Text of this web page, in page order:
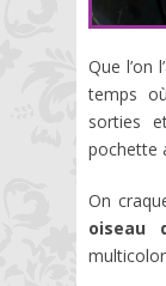
Que l’on
temps
sorties
pochette
On
oiseau